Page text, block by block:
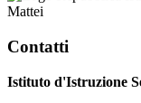
Mattei
Contatti
Istituto d'Istruzione